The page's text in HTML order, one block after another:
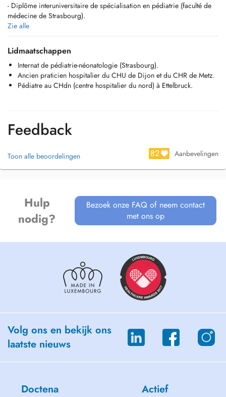
- Diplôme interuniversitaire de spécialisation en pédiatrie (faculté de
médecine de Strasbourg).
- Diplôme interuniversitaire de médecine et de réanimation néonatale
(faculté de médecine de Dijon).
- Diplôme universitaire de néonatologie (faculté de médecine de
Dijon).
- Diplôme interuniversitaire de médecine fœtale (hôpital Clamart,
Paris).
- Diplôme interuniversitaire de cardiologie pédiatrique (hôpital
Zie alle
Lidmaatschappen
Internat de pédiatrie-néonatologie (Strasbourg).
Ancien praticien hospitalier du CHU de Dijon et du CHR de Metz.
Pédiatre au CHdn (centre hospitalier du nord) à Ettelbruck.
Feedback
Toon alle beoordelingen 82 Aanbevelingen
Hulp
nodig?
Bezoek onze FAQ of neem contact
met ons op
Volg ons en bekijk ons
laatste nieuws
Doctena Actief